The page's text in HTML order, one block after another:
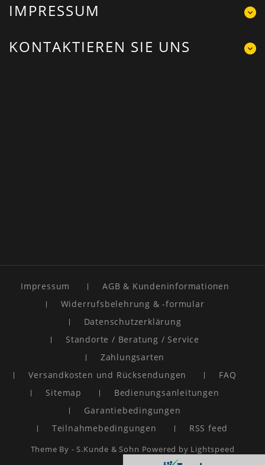
IMPRESSUM
KONTAKTIEREN SIE UNS
Impressum
AGB & Kundeninformationen
Widerrufsbelehrung & -formular
Datenschutzerklärung
Standorte / Beratung / Service
Zahlungsarten
Versandkosten und Rücksendungen
FAQ
Sitemap
Bedienungsanleitungen
Garantiebedingungen
Teilnahmebedingungen
RSS feed
Theme By -S.Kunde & Sohn Powered by Lightspeed